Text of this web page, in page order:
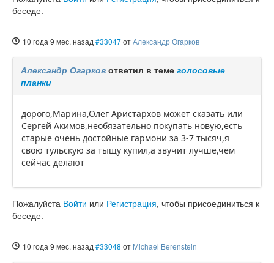
беседе.
10 года 9 мес. назад #33047отАлександр Огарков
Александр Огарков ответил в теме голосовые
планки
дорого,Марина,Олег Аристархов может сказать или
Сергей Акимов,необязательно покупать новую,есть
старые очень достойные гармони за 3-7 тысяч,я
свою тульскую за тыщу купил,а звучит лучше,чем
сейчас делают
Пожалуйста Войти или Регистрация, чтобы присоединиться к
беседе.
10 года 9 мес. назад #33048 от Michael Berenstein